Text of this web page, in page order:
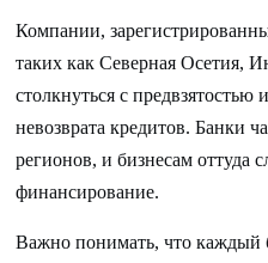
Компании,
таких как Северная Осетия,
столкнуться с предвзятостью
невозврата кредитов. Банки
регионов, и бизнесам оттуда
финансирование.
Важно понимать, что каждый